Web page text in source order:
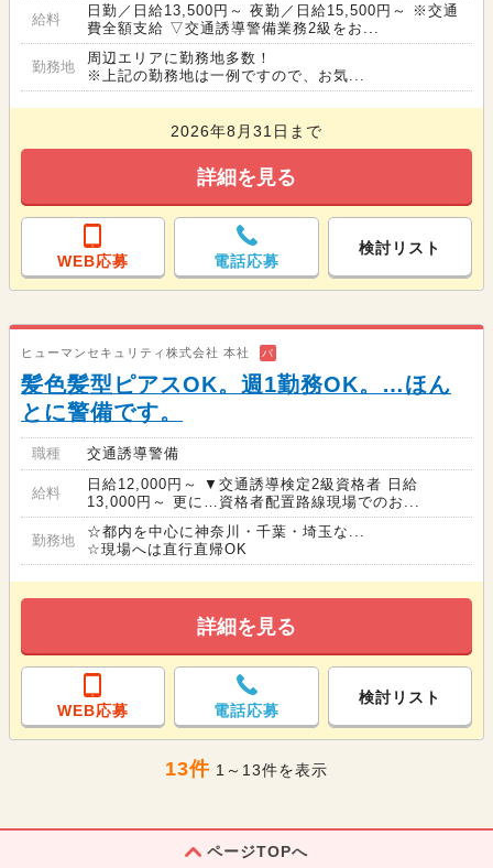
給料
日勤／日給13,500円～ 夜勤／日給15,500円～ ※交通
費全額支給 ▽交通誘導警備業務2級をお...
勤務地
周辺エリアに勤務地多数！
※上記の勤務地は一例ですので、お気...
2026年8月31日まで
詳細を見る
WEB応募 電話応募
検討リスト
ヒューマンセキュリティ株式会社 本社 バ
髪色髪型ピアスOK。週1勤務OK。…ほん
とに警備です。
職種 交通誘導警備
給料
日給12,000円～ ▼交通誘導検定2級資格者 日給
13,000円～ 更に…資格者配置路線現場でのお...
勤務地
☆都内を中心に神奈川・千葉・埼玉な...
☆現場へは直行直帰OK
詳細を見る
WEB応募 電話応募
検討リスト
13件 1～13件を表示
ページTOPへ